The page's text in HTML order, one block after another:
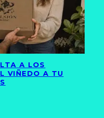
A LOS
VIÑEDO A TU